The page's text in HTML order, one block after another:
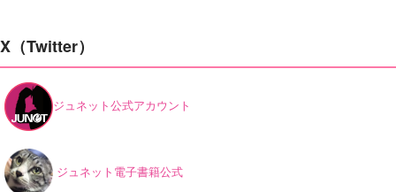
X（Twitter）
ジュネット公式アカウント
ジュネット電子書籍公式